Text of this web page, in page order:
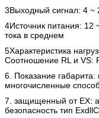
3Выходный сигнал: 4 ~
4Источник питания: 12
тока в среднем
5Характеристика
Соотношение RL и VS:
6. Показание габарита:
многочисленные
7. защищенный от EX:
безопасность тип